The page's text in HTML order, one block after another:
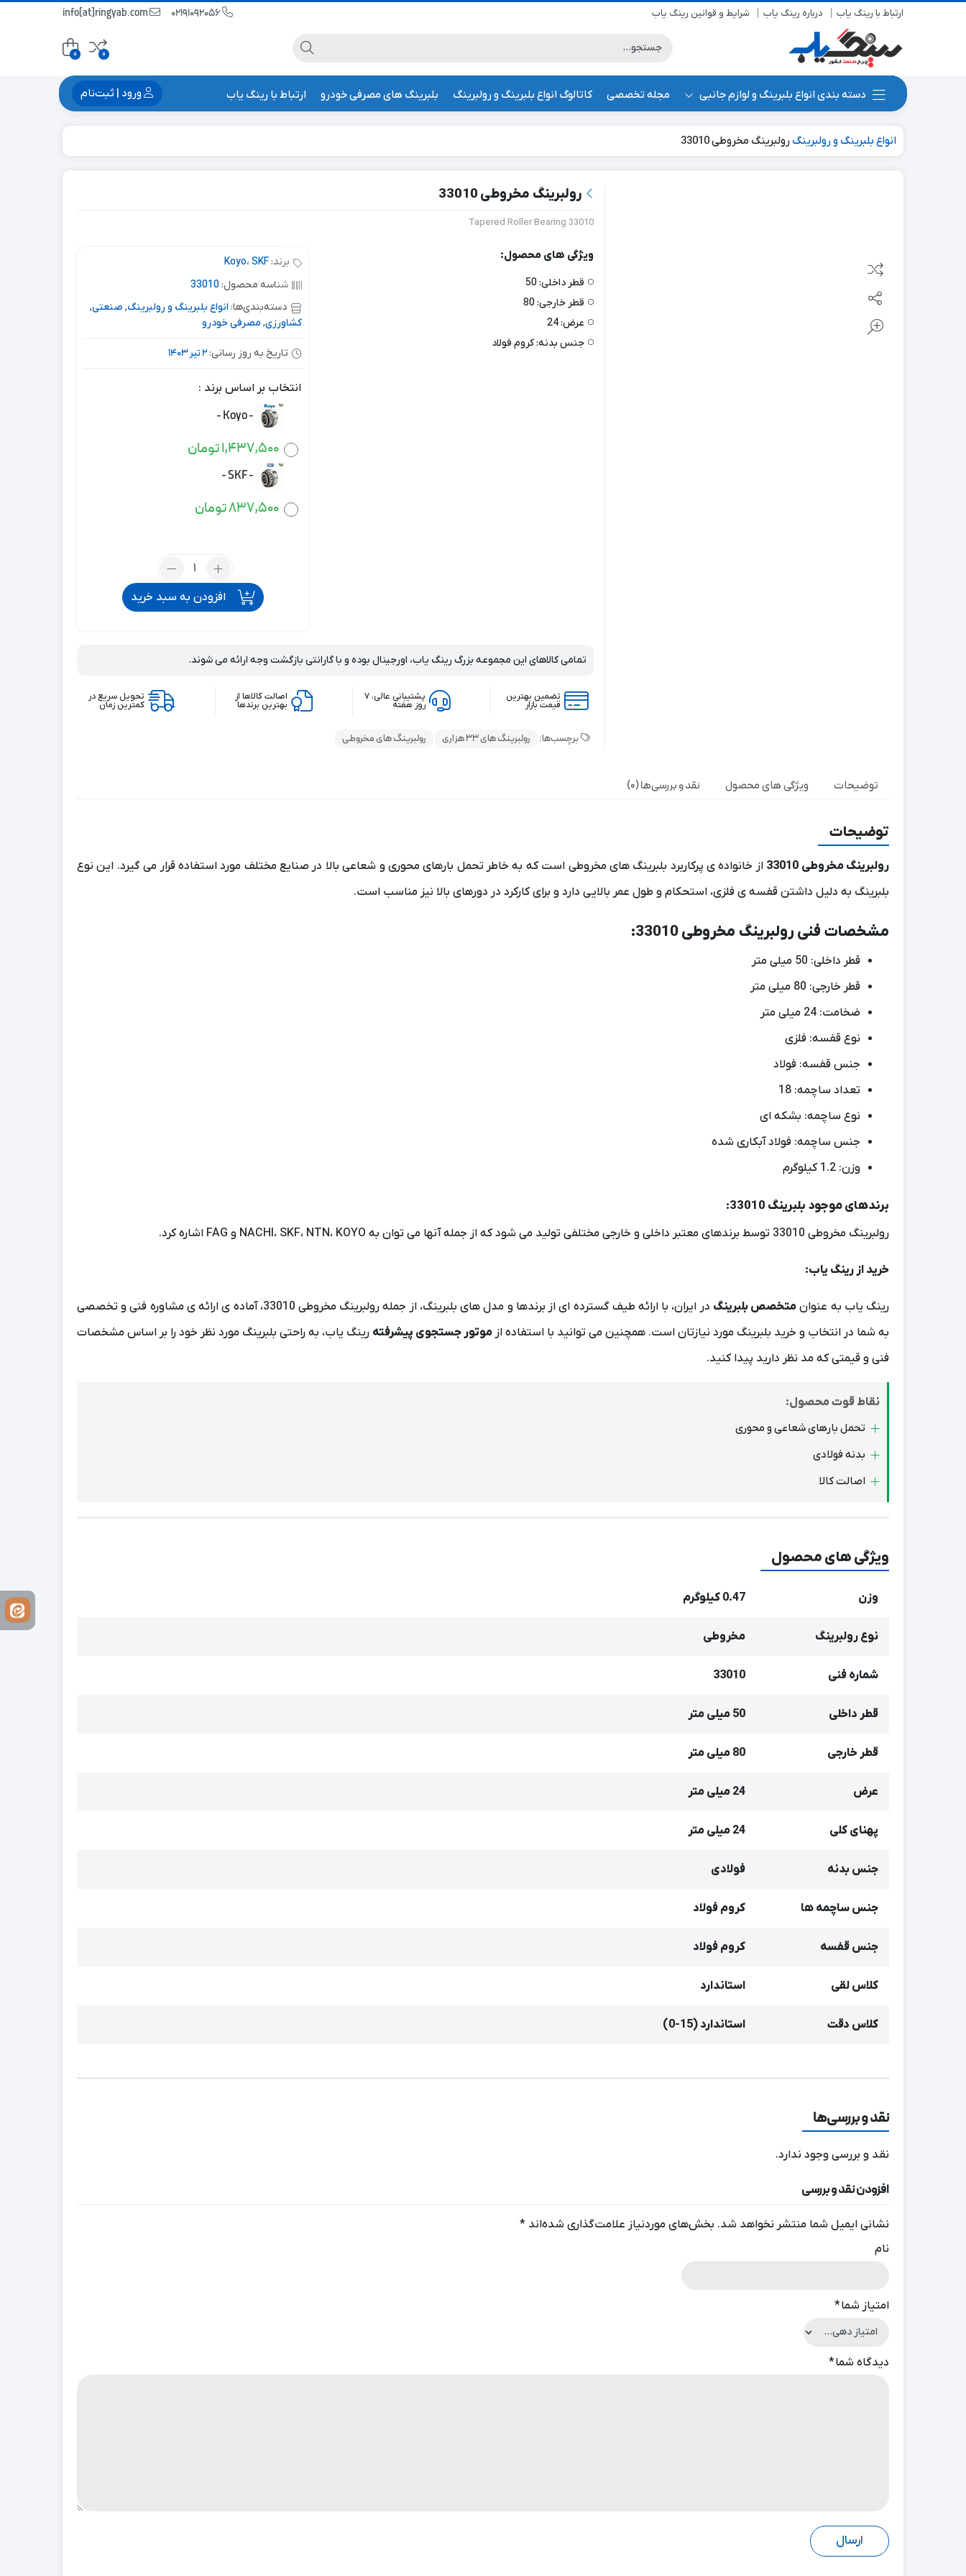
ارتباط با رینگ یاب درباره رینگ یاب شرایط و قوانین رینگ یاب
0
0
دسته بندی انواع بلبرینگ و لوازم جانبی
جدید
مجله تخصصی کاتالوگ انواع بلبرینگ و رولبرینگ بلبرینگ های مصرفی خودرو ارتباط با رینگ یاب ورود | ثبت‌نام
انواع بلبرینگ و رولبرینگ رولبرینگ مخروطی 33010
رولبرینگ مخروطی 33010
Tapered Roller Bearing 33010
ویژگی های محصول:
قطر داخلی:50
قطر خارجی:80
عرض:24
جنس بدنه:کروم فولاد
برند: Koyo،SKF
شناسه محصول:33010
دسته‌بندی‌ها: انواع بلبرینگ و رولبرینگ, صنعتی,
کشاورزی, مصرفی خودرو
تاریخ به روز رسانی:2 تیر 1403
انتخاب بر اساس برند :
-
Koyo
-
1,437,500تومان
-
SKF
-
837,500تومان
افزودن به سبد خرید
تمامی کالاهای این مجموعه بزرگ رینگ یاب، اورجینال بوده و با گارانتی بازگشت وجه ارائه می شوند.
تضمین بهترین
قیمت بازار
پشتیبانی عالی، ۷
روز هفته
اصالت کالاها از
بهترین برندها
تحویل سریع در
کمترین زمان
برچسب‌ها: رولبرینگ های 33 هزاری رولبرینگ های مخروطی
توضیحات ویژگی های محصول نقد و بررسی‌ها (0)
توضیحات
رولبرینگ مخروطی 33010
از خانواده ی پرکاربرد بلبرینگ های مخروطی است که به خاطر تحمل بارهای محوری و شعاعی بالا در صنایع مختلف مورد استفاده قرار می گیرد. این نوع
بلبرینگ به دلیل داشتن قفسه ی فلزی، استحکام و طول عمر بالایی دارد و برای کارکرد در دورهای بالا نیز مناسب است.
مشخصات فنی رولبرینگ مخروطی 33010:
قطر داخلی: 50 میلی متر
قطر خارجی: 80 میلی متر
ضخامت: 24 میلی متر
نوع قفسه: فلزی
جنس قفسه: فولاد
تعداد ساچمه: 18
نوع ساچمه: بشکه ای
جنس ساچمه: فولاد آبکاری شده
وزن: 1.2 کیلوگرم
برندهای موجود بلبرینگ 33010:
رولبرینگ مخروطی 33010 توسط برندهای معتبر داخلی و خارجی مختلفی تولید می شود که از جمله آنها می توان به NACHI، SKF، NTN، KOYO و FAG اشاره کرد.
خرید از رینگ یاب:
رینگ یاب به عنوان متخصص بلبرینگ
در ایران، با ارائه طیف گسترده ای از برندها و مدل های بلبرینگ، از جمله رولبرینگ مخروطی 33010، آماده ی ارائه ی مشاوره فنی و تخصصی
به شما در انتخاب و خرید بلبرینگ مورد نیازتان است. همچنین می توانید با استفاده از موتور جستجوی پیشرفته رینگ یاب، به راحتی بلبرینگ مورد نظر خود را بر اساس مشخصات
فنی و قیمتی که مد نظر دارید پیدا کنید.
نقاط قوت محصول:
تحمل بارهای شعاعی و محوری
بدنه فولادی
اصالت کالا
ویژگی های محصول
وزن 0.47 کیلوگرم
نوع رولبرینگ مخروطی
شماره فنی 33010
قطر داخلی 50 میلی متر
قطر خارجی 80 میلی متر
عرض 24 میلی متر
پهنای کلی 24 میلی متر
جنس بدنه فولادی
جنس ساچمه ها کروم فولاد
جنس قفسه کروم فولاد
کلاس لقی استاندارد
کلاس دقت استاندارد (15-0)
نقد و بررسی‌ها
نقد و بررسی وجود ندارد.
افزودن نقد و بررسی
نشانی ایمیل شما منتشر نخواهد شد. بخش‌های موردنیاز علامت‌گذاری شده‌اند *
نام
امتیاز شما*
دیدگاه شما*